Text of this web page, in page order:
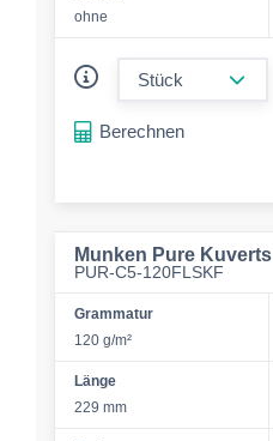
ohne
Berechnen
Munken Pure Kuverts
PUR-C5-120FLSKF
Grammatur
120 g/m²
Länge
229 mm